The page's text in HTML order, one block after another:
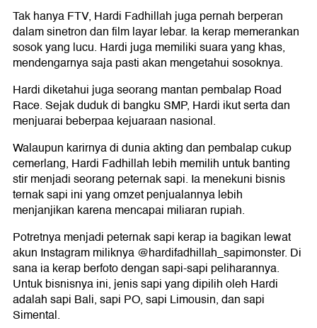
Tak hanya FTV, Hardi Fadhillah juga pernah berperan
dalam sinetron dan film layar lebar. Ia kerap memerankan
sosok yang lucu. Hardi juga memiliki suara yang khas,
mendengarnya saja pasti akan mengetahui sosoknya.
Hardi diketahui juga seorang mantan pembalap Road
Race. Sejak duduk di bangku SMP, Hardi ikut serta dan
menjuarai beberpaa kejuaraan nasional.
Walaupun karirnya di dunia akting dan pembalap cukup
cemerlang, Hardi Fadhillah lebih memilih untuk banting
stir menjadi seorang peternak sapi. Ia menekuni bisnis
ternak sapi ini yang omzet penjualannya lebih
menjanjikan karena mencapai miliaran rupiah.
Potretnya menjadi peternak sapi kerap ia bagikan lewat
akun Instagram miliknya @hardifadhillah_sapimonster. Di
sana ia kerap berfoto dengan sapi-sapi peliharannya.
Untuk bisnisnya ini, jenis sapi yang dipilih oleh Hardi
adalah sapi Bali, sapi PO, sapi Limousin, dan sapi
Simental.